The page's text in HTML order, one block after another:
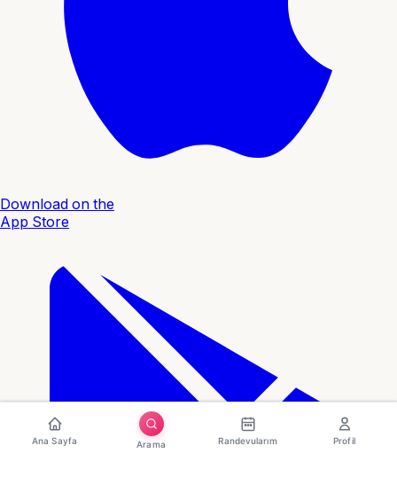
Download on the
App Store
Ana Sayfa Arama Randevularım Profil